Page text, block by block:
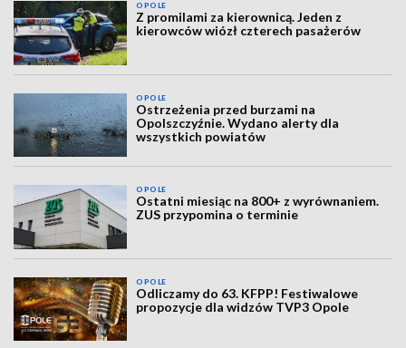
OPOLE
Z promilami za kierownicą. Jeden z
kierowców wiózł czterech pasażerów
OPOLE
Ostrzeżenia przed burzami na
Opolszczyźnie. Wydano alerty dla
wszystkich powiatów
OPOLE
Ostatni miesiąc na 800+ z wyrównaniem.
ZUS przypomina o terminie
OPOLE
Odliczamy do 63. KFPP! Festiwalowe
propozycje dla widzów TVP3 Opole